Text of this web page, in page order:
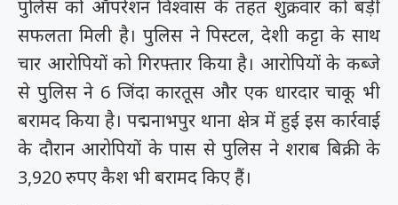
पुलिस को ऑपरेशन विश्वास के तहत शुक्रवार को बड़ी
सफलता मिली है। पुलिस ने पिस्टल, देशी कट्टा के साथ
चार आरोपियों को गिरफ्तार किया है। आरोपियों के कब्जे
से पुलिस ने 6 जिंदा कारतूस और एक धारदार चाकू भी
बरामद किया है। पद्मनाभपुर थाना क्षेत्र में हुई इस कार्रवाई
के दौरान आरोपियों के पास से पुलिस ने शराब बिक्री के
3,920 रुपए कैश भी बरामद किए हैं।